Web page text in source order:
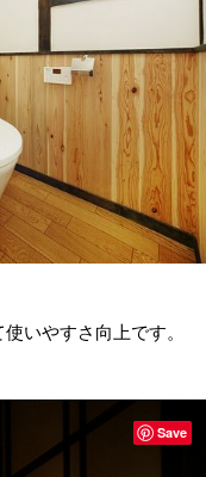
いやすさ向上です。
Save